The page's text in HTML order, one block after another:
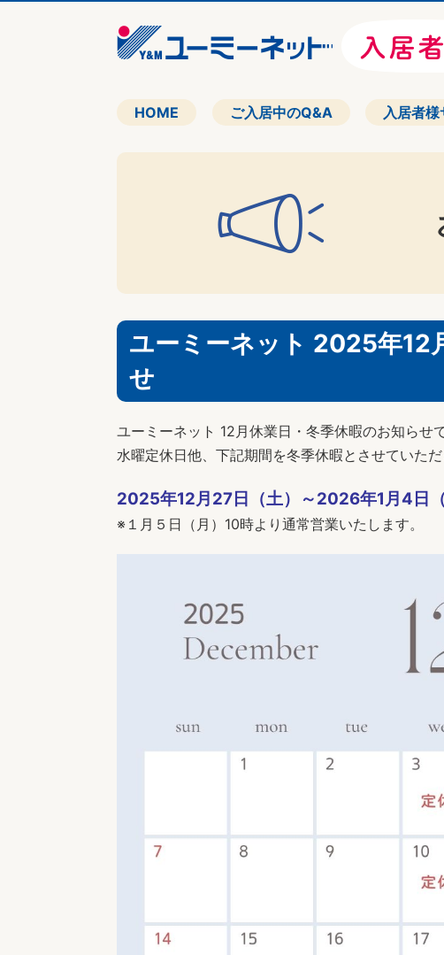
HOME ご入居中のQ&A 入居者様
ユーミーネット 2025年12
せ
ユーミーネット 12月休業日・冬季休暇のお知らせで
水曜定休日他、下記期間を冬季休暇とさせていただ
2025年12月27日（土）～2026年1月4日（
※１月５日（月）10時より通常営業いたします。